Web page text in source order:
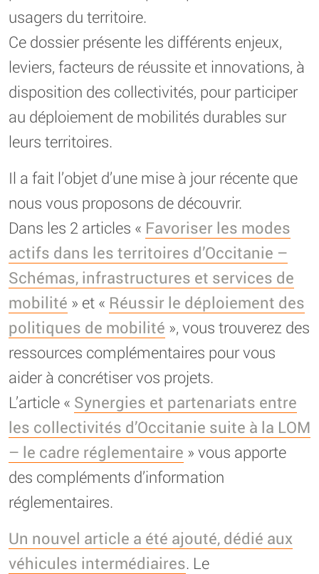
usagers du territoire.
Ce dossier présente les différents enjeux,
leviers, facteurs de réussite et innovations, à
disposition des collectivités, pour participer
au déploiement de mobilités durables sur
leurs territoires.
Il a fait l’objet d’une mise à jour récente que
nous vous proposons de découvrir.
Dans les 2 articles « Favoriser les modes
actifs dans les territoires d’Occitanie –
Schémas, infrastructures et services de
mobilité » et « Réussir le déploiement des
politiques de mobilité », vous trouverez des
ressources complémentaires pour vous
aider à concrétiser vos projets.
L’article « Synergies et partenariats entre
les collectivités d’Occitanie suite à la LOM
– le cadre réglementaire » vous apporte
des compléments d’information
réglementaires.
Un nouvel article a été ajouté, dédié aux
véhicules intermédiaires. Le